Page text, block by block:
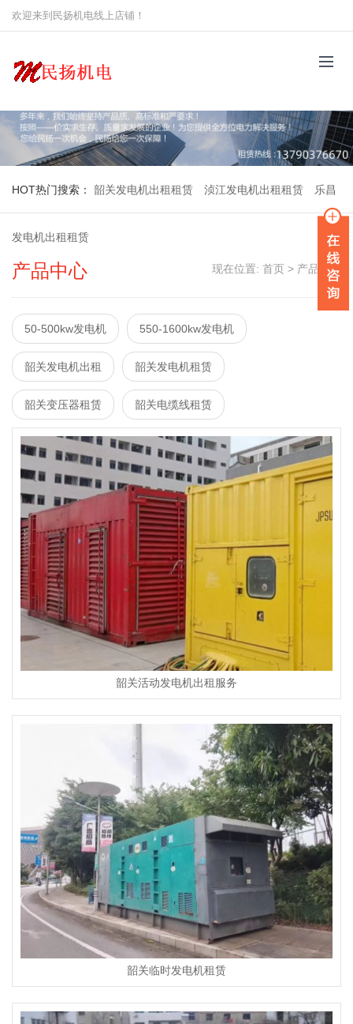
欢迎来到民扬机电线上店铺！
HOT热门搜索： 韶关发电机出租租赁 浈江发电机出租租赁 乐昌
发电机出租租赁
产品中心 现在位置: 首页 > 产品中心
50-500kw发电机 550-1600kw发电机
韶关发电机出租 韶关发电机租赁
韶关变压器租赁 韶关电缆线租赁
韶关活动发电机出租服务
韶关临时发电机租赁